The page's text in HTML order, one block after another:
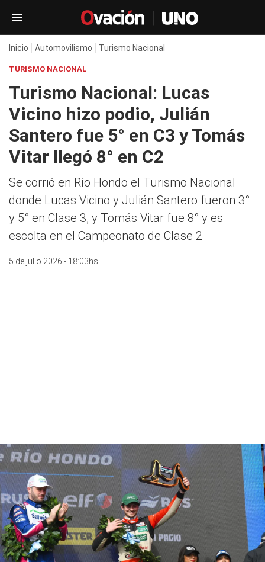
Inicio Automovilismo Turismo Nacional
TURISMO NACIONAL
Turismo Nacional: Lucas
Vicino hizo podio, Julián
Santero fue 5° en C3 y Tomás
Vitar llegó 8° en C2
Se corrió en Río Hondo el Turismo Nacional
donde Lucas Vicino y Julián Santero fueron 3°
y 5° en Clase 3, y Tomás Vitar fue 8° y es
escolta en el Campeonato de Clase 2
5 de julio 2026 - 18:03hs